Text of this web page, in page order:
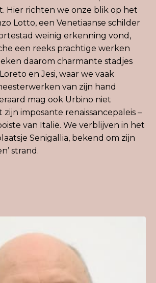
Hier richten we onze blik op het
Lotto, een Venetiaanse schilder
weinig erkenning vond,
een reeks prachtige werken
daarom charmante stadjes
en Jesi, waar we vaak
van zijn hand
mag ook Urbino niet
imposante renaissancepaleis –
van Italië. We verblijven in het
Senigallia, bekend om zijn
strand.